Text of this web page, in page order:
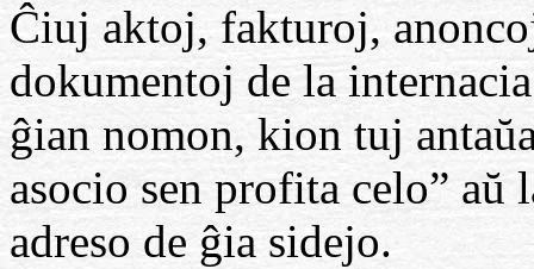
Ĉiuj aktoj, fakturoj,
dokumentoj de la
ĝian nomon, kion tuj
asocio sen profita celo”
adreso de ĝia sidejo.